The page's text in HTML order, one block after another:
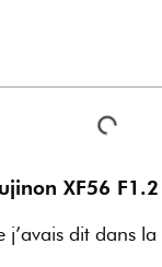
XF56 F1.2
j’avais dit dans la